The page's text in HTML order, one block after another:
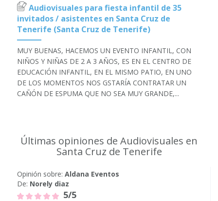
Audiovisuales para fiesta infantil de 35
invitados / asistentes en Santa Cruz de
Tenerife (Santa Cruz de Tenerife)
MUY BUENAS, HACEMOS UN EVENTO INFANTIL, CON
NIÑOS Y NIÑAS DE 2 A 3 AÑOS, ES EN EL CENTRO DE
EDUCACIÓN INFANTIL, EN EL MISMO PATIO, EN UNO
DE LOS MOMENTOS NOS GSTARÍA CONTRATAR UN
CAÑÓN DE ESPUMA QUE NO SEA MUY GRANDE,...
Últimas opiniones de Audiovisuales en
Santa Cruz de Tenerife
Opinión sobre: Aldana Eventos
De: Norely diaz
5/5